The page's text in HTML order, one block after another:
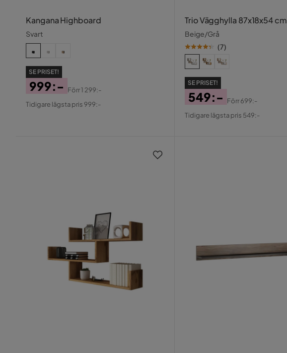
Kangana Highboard
Svart
SE PRISET!
Pris
999:-
Original
Förr1 299:-
Tidigare lägsta pris 999:-
Trio Vägghylla 87x18x54 cm
Beige/Grå
(7)
SE PRISET!
Pris
549:-
Original
Förr699:-
Tidigare lägsta pris 549:-